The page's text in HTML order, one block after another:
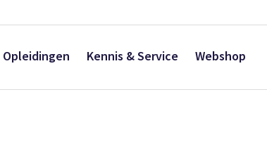
Opleidingen Kennis & Service Webshop